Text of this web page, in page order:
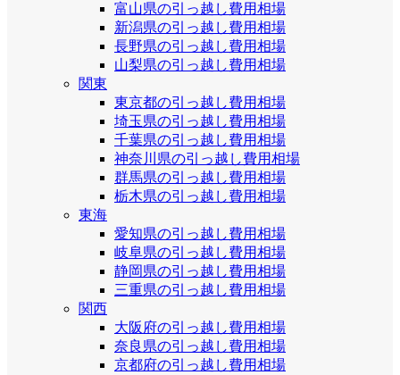
富山県の引っ越し費用相場
新潟県の引っ越し費用相場
長野県の引っ越し費用相場
山梨県の引っ越し費用相場
関東
東京都の引っ越し費用相場
埼玉県の引っ越し費用相場
千葉県の引っ越し費用相場
神奈川県の引っ越し費用相場
群馬県の引っ越し費用相場
栃木県の引っ越し費用相場
東海
愛知県の引っ越し費用相場
岐阜県の引っ越し費用相場
静岡県の引っ越し費用相場
三重県の引っ越し費用相場
関西
大阪府の引っ越し費用相場
奈良県の引っ越し費用相場
京都府の引っ越し費用相場